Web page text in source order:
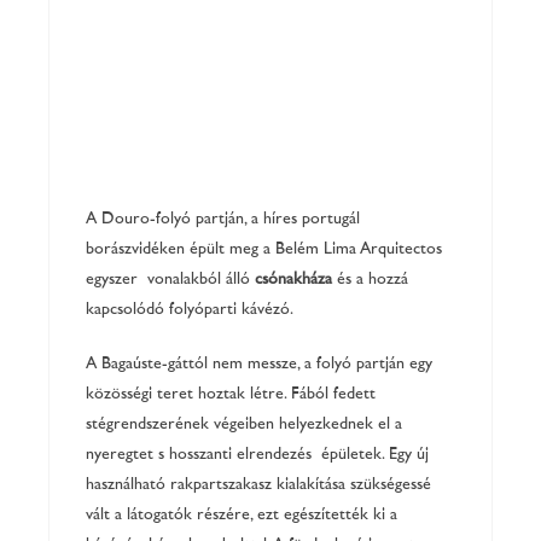
A Douro-folyó partján, a híres portugál
borászvidéken épült meg a Belém Lima Arquitectos
egyszerű vonalakból álló csónakháza és a hozzá
kapcsolódó folyóparti kávézó.
A Bagaúste-gáttól nem messze, a folyó partján egy
közösségi teret hoztak létre. Fából fedett
stégrendszerének végeiben helyezkednek el a
nyeregtetős hosszanti elrendezésű épületek. Egy új
használható rakpartszakasz kialakítása szükségessé
vált a látogatók részére, ezt egészítették ki a